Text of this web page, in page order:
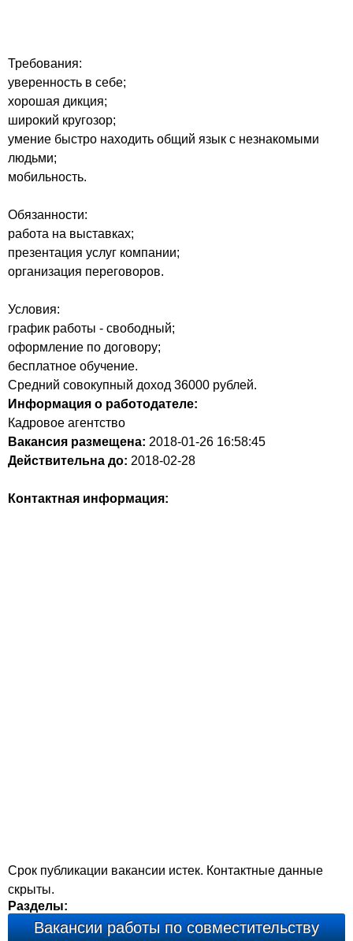
Требования:
уверенность в себе;
хорошая дикция;
широкий кругозор;
умение быстро находить общий язык с незнакомыми
людьми;
мобильность.
Обязанности:
работа на выставках;
презентация услуг компании;
организация переговоров.
Условия:
график работы - свободный;
оформление по договору;
бесплатное обучение.
Средний совокупный доход 36000 рублей.
Информация о работодателе:
Кадровое агентство
Вакансия размещена: 2018-01-26 16:58:45
Действительна до: 2018-02-28
Контактная информация:
Срок публикации вакансии истек. Контактные данные
скрыты.
Разделы:
Вакансии работы по совместительству